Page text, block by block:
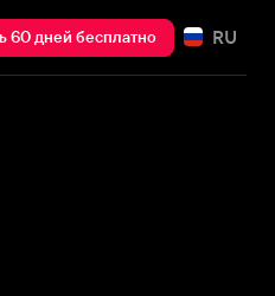
60 дней бесплатно RU